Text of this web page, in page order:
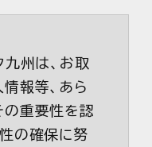
九州は、お取
報等、あら
の重要性を認
の確保に努